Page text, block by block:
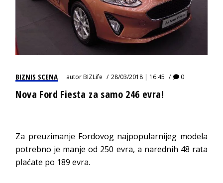
BIZNIS SCENA autorBIZLife 28/03/2018 | 16:45 0
Nova Ford Fiesta za samo 246 evra!
Za preuzimanje Fordovog najpopularnijeg modela
potrebno je manje od 250 evra, a narednih 48 rata
plaćate po 189 evra.